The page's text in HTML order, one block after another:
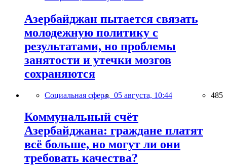
Азербайджан пытается связать
молодежную политику с
результатами, но проблемы
занятости и утечки мозгов
сохраняются
Социальная сфера, 05 августа, 10:44 485
Коммунальный счёт
Азербайджана: граждане платят
всё больше, но могут ли они
требовать качества?